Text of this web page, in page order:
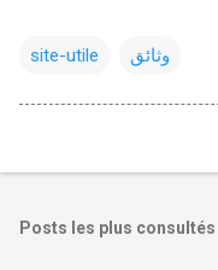
site-utile وثائق
Posts les plus